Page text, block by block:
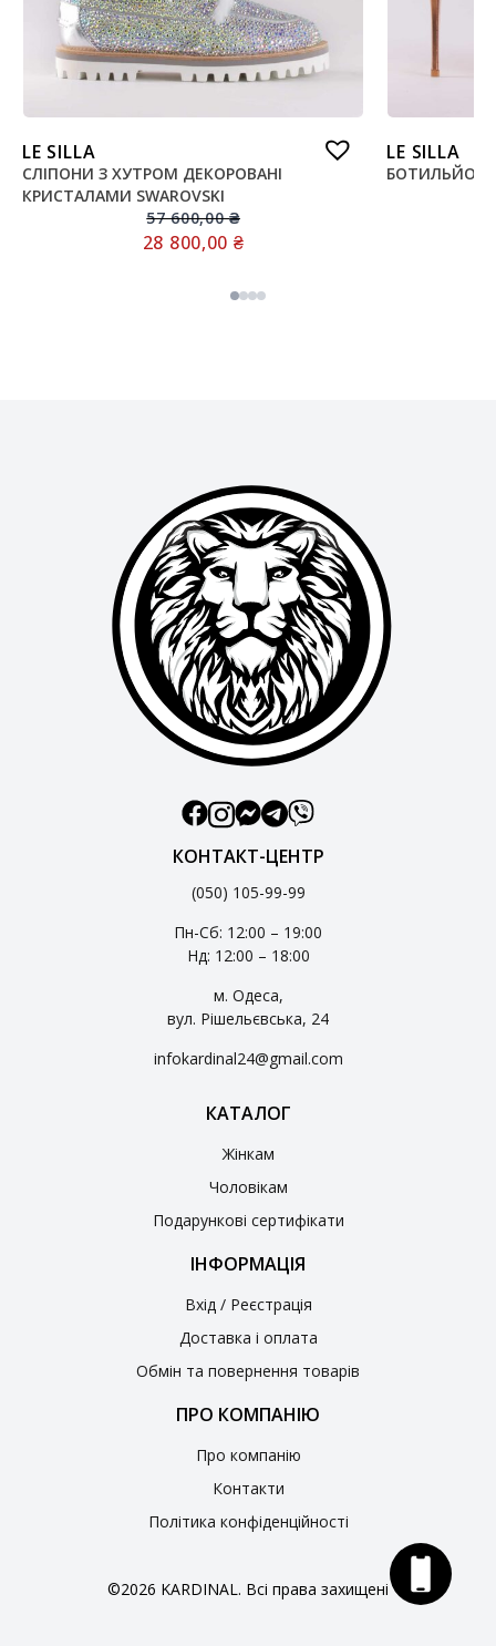
LE SILLA
СЛІПОНИ З ХУТРОМ ДЕКОРОВАНІ
КРИСТАЛАМИ SWAROVSKI
57 600,00₴
28 800,00 ₴
LE SILLA
БОТИЛЬЙОНИ
КОНТАКТ-ЦЕНТР
(050) 105-99-99
Пн-Сб: 12:00 – 19:00
Нд: 12:00 – 18:00
м. Одеса,
вул. Рішельєвська, 24
infokardinal24@gmail.com
КАТАЛОГ
Жінкам
Чоловікам
Подарункові сертифікати
ІНФОРМАЦІЯ
Вхід / Реєстрація
Доставка і оплата
Обмін та повернення товарів
ПРО КОМПАНІЮ
Про компанію
Контакти
Політика конфіденційності
©2026 KARDINAL. Всі права захищені